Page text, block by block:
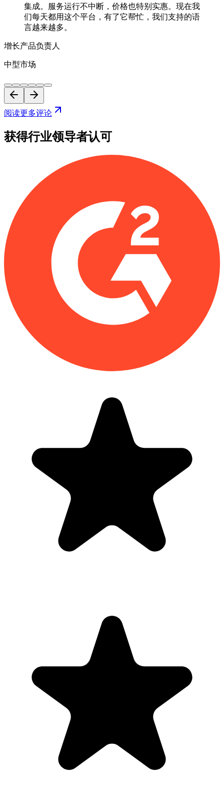
集成。服务运行不中断，价格也特别实惠。现在我
们每天都用这个平台，有了它帮忙，我们支持的语
言越来越多。
增长产品负责人
中型市场
阅读更多评论
获得行业领导者认可